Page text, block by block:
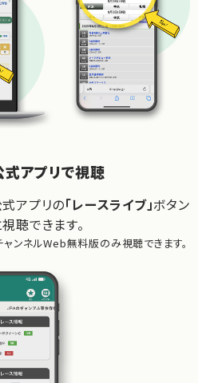
アプリで視聴
アプリの「レースライブ」ボタン
聴できます。
ンネルWeb無料版のみ視聴できます。